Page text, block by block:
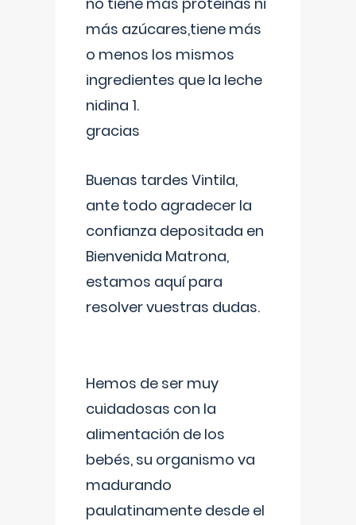
más azúcares,tiene más
o menos los mismos
ingredientes que la leche
nidina 1.
gracias
Buenas tardes Vintila,
ante todo agradecer la
confianza depositada en
Bienvenida Matrona,
estamos aquí para
resolver vuestras dudas.
Hemos de ser muy
cuidadosas con la
alimentación de los
bebés, su organismo va
madurando
paulatinamente desde el